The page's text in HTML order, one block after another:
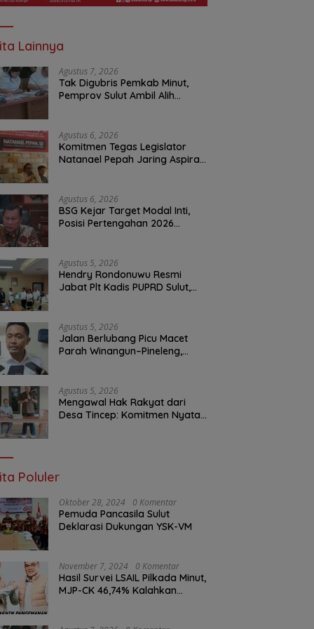
Lainnya
Agustus 7, 2026
Tak Digubris Pemkab Minut,
Pemprov Sulut Ambil Alih
Agustus 6, 2026
Komitmen Tegas Legislator
Natanael Pepah Jaring Aspirasi
Infrastruktur
Agustus 6, 2026
BSG Kejar Target Modal Inti,
Posisi Pertengahan 2026
Agustus 5, 2026
Hendry Rondonuwu Resmi
Jabat Plt Kadis PUPRD Sulut,
Layanan Publik
Agustus 5, 2026
Jalan Berlubang Picu Macet
Parah Winangun–Pineleng,
Malam Ini
Agustus 5, 2026
Mengawal Hak Rakyat dari
Desa Tincep: Komitmen Nyata
Poluler
Oktober 28, 2024 0 Komentar
Pemuda Pancasila Sulut
Deklarasi Dukungan YSK-VM
November 7, 2024 0 Komentar
Hasil Survei LSAIL Pilkada Minut,
MJP-CK 46,74% Kalahkan